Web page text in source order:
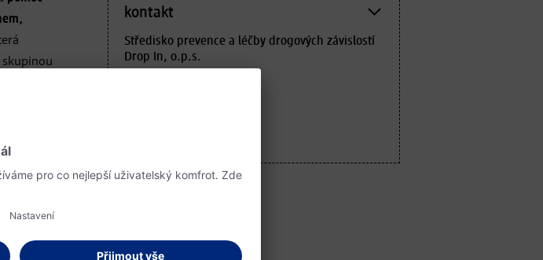
skupinou
kontakt
Středisko prevence a léčby drogových závislostí
Drop In, o.p.s.